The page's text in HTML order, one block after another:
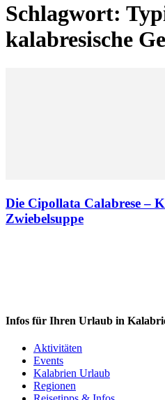
Schlagwort:
kalabresische
Die Cipollata Calabrese –
Zwiebelsuppe
Infos für Ihren Urlaub in
Aktivitäten
Events
Kalabrien Urlaub
Regionen